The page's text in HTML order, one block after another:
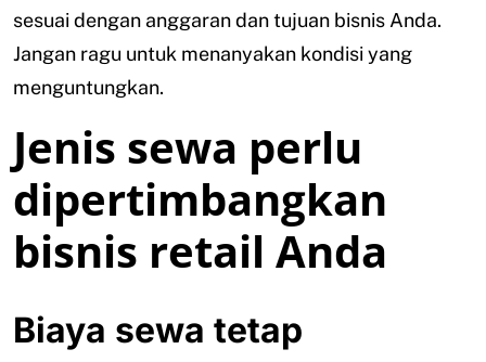
sesuai dengan anggaran dan tujuan bisnis Anda.
Jangan ragu untuk menanyakan kondisi yang
menguntungkan.
Jenis sewa perlu
dipertimbangkan
bisnis retail Anda
Biaya sewa tetap